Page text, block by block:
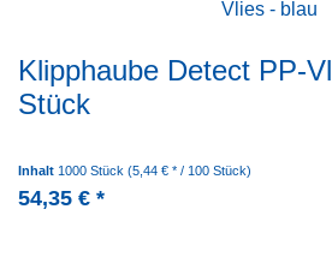
Klipphaube Detect PP-
Stück
Inhalt 1000 Stück (5,44 € * / 100 Stück)
54,35 € *